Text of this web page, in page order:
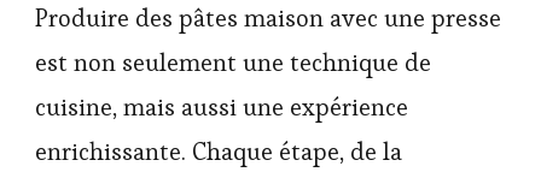
Produire des pâtes maison avec une presse
est non seulement une technique de
cuisine, mais aussi une expérience
enrichissante. Chaque étape, de la